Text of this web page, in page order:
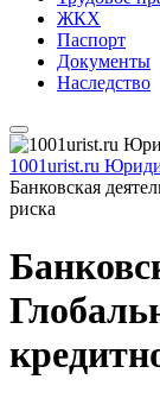
ЖКХ
Паспорт
Документы
Наследство
1001urist.ru
Банковская
риска